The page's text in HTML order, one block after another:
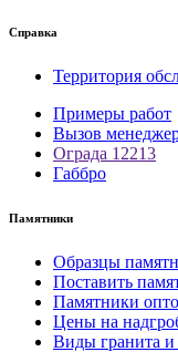
Справка
Территория
Примеры работ
Вызов
Ограда 12213
Габбро
Памятники
Образцы
Поставить
Памятники
Цены на
Виды гранита